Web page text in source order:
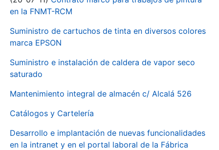
en la FNMT-RCM
Suministro de cartuchos de tinta en diversos colores
marca EPSON
Suministro e instalación de caldera de vapor seco
saturado
Mantenimiento integral de almacén c/ Alcalá 526
Catálogos y Cartelería
Desarrollo e implantación de nuevas funcionalidades
en la intranet y en el portal laboral de la Fábrica